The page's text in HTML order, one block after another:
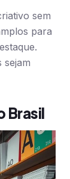
sem
para
sejam
Brasil